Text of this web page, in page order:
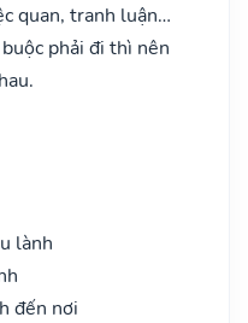
quan, tranh luận…
phải đi thì nên
lành
đến nơi